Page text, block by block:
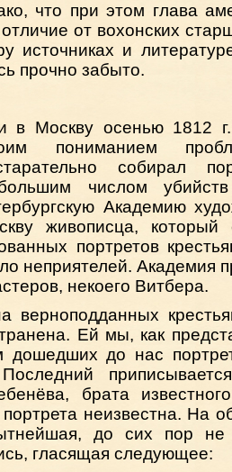
что при этом глава
от вохонских
источниках и
прочно забыто.
в Москву осенью 1812
пониманием
собирал
числом
Академию
живописца, который
портретов
неприятелей. Академия
некоего Витбера.
верноподданных
Ей мы, как
дошедших до нас
брата
неизвестна. На
до сих пор не
гласящая следующее: